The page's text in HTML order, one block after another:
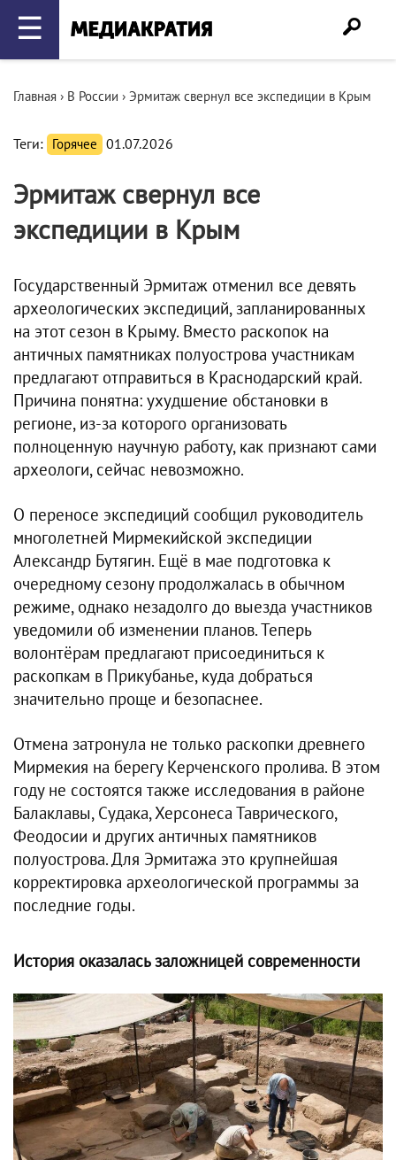
☰
Главная › В России › Эрмитаж свернул все экспедиции в Крым
Теги: Горячее 01.07.2026
Эрмитаж свернул все
экспедиции в Крым
Государственный Эрмитаж отменил все девять
археологических экспедиций, запланированных
на этот сезон в Крыму. Вместо раскопок на
античных памятниках полуострова участникам
предлагают отправиться в Краснодарский край.
Причина понятна: ухудшение обстановки в
регионе, из-за которого организовать
полноценную научную работу, как признают сами
археологи, сейчас невозможно.
О переносе экспедиций сообщил руководитель
многолетней Мирмекийской экспедиции
Александр Бутягин. Ещё в мае подготовка к
очередному сезону продолжалась в обычном
режиме, однако незадолго до выезда участников
уведомили об изменении планов. Теперь
волонтёрам предлагают присоединиться к
раскопкам в Прикубанье, куда добраться
значительно проще и безопаснее.
Отмена затронула не только раскопки древнего
Мирмекия на берегу Керченского пролива. В этом
году не состоятся также исследования в районе
Балаклавы, Судака, Херсонеса Таврического,
Феодосии и других античных памятников
полуострова. Для Эрмитажа это крупнейшая
корректировка археологической программы за
последние годы.
История оказалась заложницей современности